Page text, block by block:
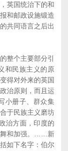
英国统治下的和
和邮政设施锻造
共同语言之后出
个主要部分引
和民族主义的原
得对外来的英国
治原则，而且运
小册子、群众集
于民族主义磨坊
治方面，印度的
舞和加强。……新
如下名字：伯尔